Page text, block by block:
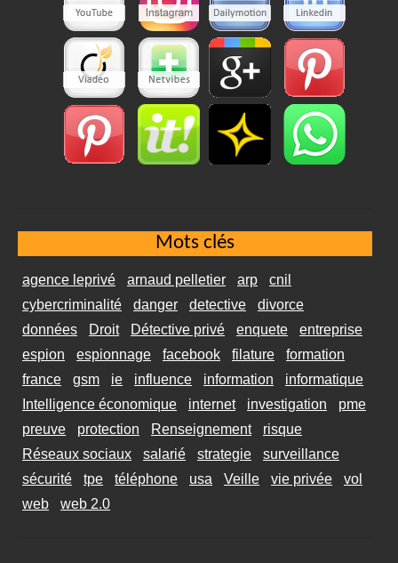
Mots clés
agence leprivé arnaud pelletier arp
cnil
cybercriminalité
danger detective
divorce
données
Droit Détective privé enquete
entreprise
espion
espionnage facebook filature
formation
france
gsm ie influence information
informatique
Intelligence économique
internet investigation
pme
preuve
protection Renseignement
risque
Réseaux sociaux
salarié strategie
surveillance
sécurité
tpe téléphone usa Veille vie privée
vol
web
web 2.0